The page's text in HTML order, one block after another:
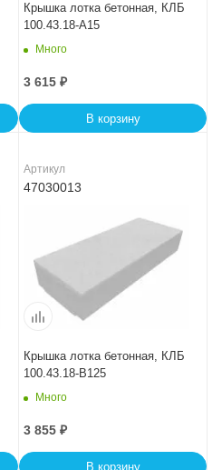
Крышка лотка бетонная, КЛБ
100.43.18-A15
Много
3 615 ₽
В корзину
Артикул
47030013
Крышка лотка бетонная, КЛБ
100.43.18-B125
Много
3 855 ₽
В корзину